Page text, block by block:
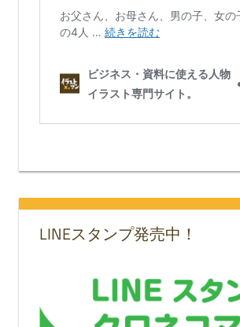
LINEスタンプ発売中！